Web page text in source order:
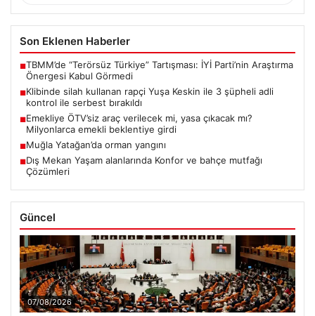
Son Eklenen Haberler
■TBMM’de “Terörsüz Türkiye” Tartışması: İYİ Parti’nin Araştırma
Önergesi Kabul Görmedi
■Klibinde silah kullanan rapçi Yuşa Keskin ile 3 şüpheli adli
kontrol ile serbest bırakıldı
■Emekliye ÖTV’siz araç verilecek mi, yasa çıkacak mı?
Milyonlarca emekli beklentiye girdi
■Muğla Yatağan’da orman yangını
■Dış Mekan Yaşam alanlarında Konfor ve bahçe mutfağı
Çözümleri
Güncel
07/08/2026